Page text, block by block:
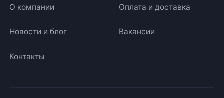
О компании Оплата и доставка
Новости и блог Вакансии
Контакты